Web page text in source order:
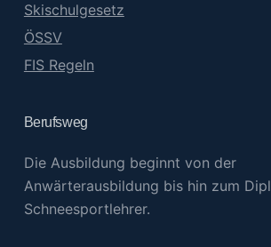
Skischulgesetz
ÖSSV
FIS Regeln
Berufsweg
Die Ausbildung beginnt von der
Anwärterausbildung bis hin zum
Schneesportlehrer.